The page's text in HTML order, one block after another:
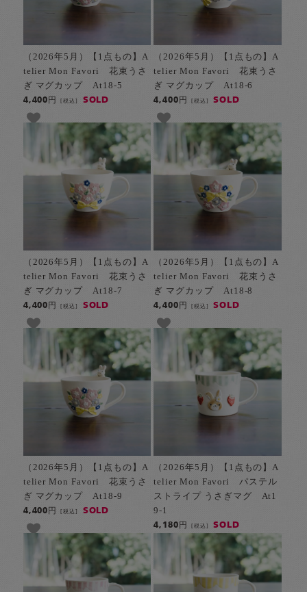
（2026年5月）【1点もの】A
telier Mon Favori 花束うさ
ぎ マグカップ At18-5
4,400円[税込] SOLD
（2026年5月）【1点もの】A
telier Mon Favori 花束うさ
ぎ マグカップ At18-6
4,400円 [税込] SOLD
（2026年5月）【1点もの】A
telier Mon Favori 花束うさ
ぎ マグカップ At18-7
4,400円[税込] SOLD
（2026年5月）【1点もの】A
telier Mon Favori 花束うさ
ぎ マグカップ At18-8
4,400円 [税込] SOLD
（2026年5月）【1点もの】A
telier Mon Favori 花束うさ
ぎ マグカップ At18-9
4,400円[税込] SOLD
（2026年5月）【1点もの】A
telier Mon Favori パステル
ストライプ うさぎマグ At1
9-1
4,180円 [税込] SOLD